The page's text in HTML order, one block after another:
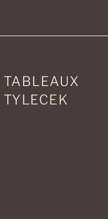
TABLEAUX
TYLECEK